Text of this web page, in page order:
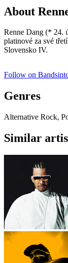
About
Renne Dang (* 24.
platinové za své
Slovensko IV.
Follow on
Genres
Alternative Rock,
Similar